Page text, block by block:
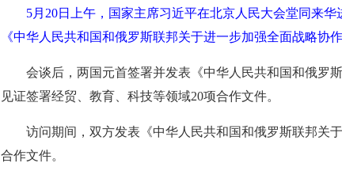
5月20日上午，国家主席习近平在北京人民大会堂同来
《中华人民共和国和俄罗斯联邦关于进一步加强全面战略
会谈后，两国元首签署并发表《中华人民共和国和俄罗
见证签署经贸、教育、科技等领域20项合作文件。
访问期间，双方发表《中华人民共和国和俄罗斯联邦关
合作文件。